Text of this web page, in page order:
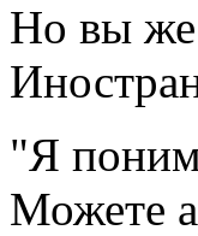
Но вы же
"Я
Можете